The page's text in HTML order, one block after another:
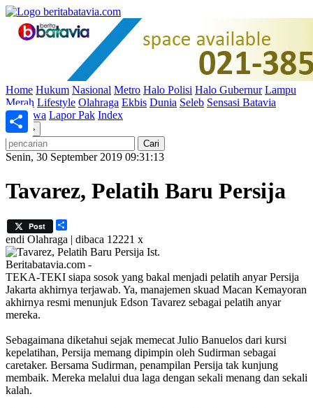
Home Hukum Nasional Metro Halo Polisi Halo Gubernur Lampu
Merah Lifestyle Olahraga Ekbis Dunia Seleb Sensasi Batavia
Peristiwa Lapor Pak Index
»
Senin, 30 September 2019 09:31:13
Tavarez, Pelatih Baru Persija
Post
endi Olahraga | dibaca 12221 x
Ist.
Beritabatavia.com -
TEKA-TEKI siapa sosok yang bakal menjadi pelatih anyar Persija
Jakarta akhirnya terjawab. Ya, manajemen skuad Macan Kemayoran
akhirnya resmi menunjuk Edson Tavarez sebagai pelatih anyar
mereka.
Sebagaimana diketahui sejak memecat Julio Banuelos dari kursi
kepelatihan, Persija memang dipimpin oleh Sudirman sebagai
caretaker. Bersama Sudirman, penampilan Persija tak kunjung
membaik. Mereka melalui dua laga dengan sekali menang dan sekali
kalah.
Share